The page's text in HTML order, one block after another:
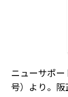
ニューサポ
号）より。阪